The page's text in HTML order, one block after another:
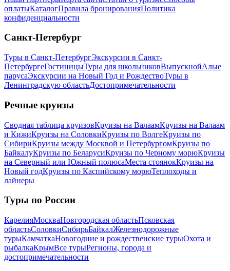
оплатыКаталогПравила бронированияПолитика
конфиденциальности
Санкт-Петербург
Туры в Санкт-ПетербургЭкскурсии в Санкт-
ПетербургеГостиницыТуры для школьниковВыпускнойАлые
парусаЭкскурсии на Новый Год и РождествоТуры в
Ленинградскую областьДостопримечательности
Речные круизы
Сводная таблица круизовКруизы на ВалаамКруизы на Валаам
и КижиКруизы на СоловкиКруизы по ВолгеКруизы по
СибириКруизы между Москвой и ПетербургомКруизы по
БайкалуКруизы по БеларусиКруизы по Черному морюКруизы
на Северный или Южный полюсаМеста стоянокКруизы на
Новый годКруизы по Каспийскому морюТеплоходы и
лайнеры
Туры по России
КарелияМоскваНовгородская областьПсковская
областьСоловкиСибирьБайкалЖелезнодорожные
турыКамчаткаНовогодние и рождественские турыОхота и
рыбалкаКрымВсе турыРегионы, города и
достопримечательности